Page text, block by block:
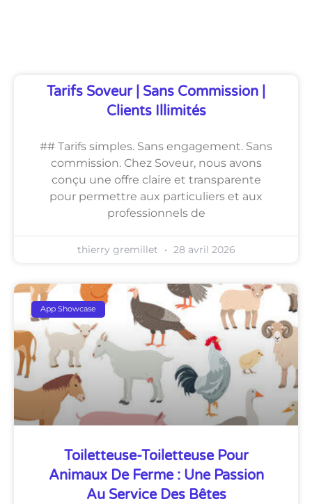
Tarifs Soveur | Sans Commission |
Clients Illimités
## Tarifs simples. Sans engagement. Sans
commission. Chez Soveur, nous avons
conçu une offre claire et transparente
pour permettre aux particuliers et aux
professionnels de
thierry gremillet 28 avril 2026
App Showcase
Toiletteuse-Toiletteuse Pour
Animaux De Ferme : Une Passion
Au Service Des Bêtes